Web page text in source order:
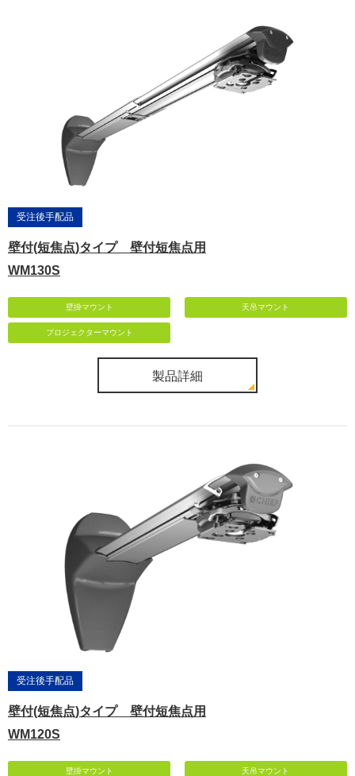
受注後手配品
壁付(短焦点)タイプ 壁付短焦点用
WM130S
壁掛マウント 天吊マウント
プロジェクターマウント
製品詳細
受注後手配品
壁付(短焦点)タイプ 壁付短焦点用
WM120S
壁掛マウント 天吊マウント